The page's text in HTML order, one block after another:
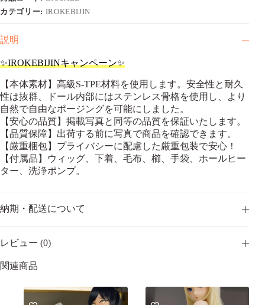
で
球
帽
下
着」
プ
レ
ゼ
ン
ト
S-
TPE
製
ラ
ー
部
ボ
カテゴリー: IROKEBIJIN
説明
✨IROKEBIJINキャンペーン✨
【本体素材】高級S-TPE材料を使用します。安全性と耐久
性は抜群、ドール内部にはステンレス骨格を使用し、より
自然で自由なポージングを可能にしました。
【安心の品質】掲載写真と同等の品質を保証いたします。
【品質保障】出荷する前に写真で商品を確認できます。
【厳重梱包】プライバシーに配慮した厳重包装で安心！
【付属品】ウィッグ、下着、毛布、櫛、手袋、ホールヒー
ター、洗浄ポンプ。
納期・配送について
レビュー (0)
関連商品